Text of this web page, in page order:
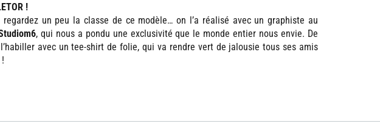
!
regardez un peu la classe de ce modèle… on l’a réalisé avec un graphiste au
, qui nous a pondu une exclusivité que le monde entier nous envie. De
avec un tee-shirt de folie, qui va rendre vert de jalousie tous ses amis